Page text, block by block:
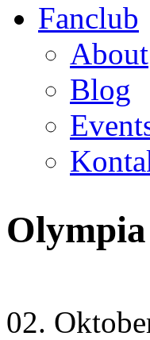
Fanclub
About
Blog
02.